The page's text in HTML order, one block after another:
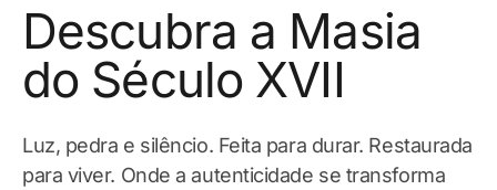
Descubra a Masia
do Século XVII
Luz, pedra e silêncio. Feita para durar. Restaurada
para viver. Onde a autenticidade se transforma